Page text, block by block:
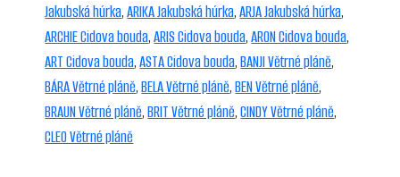
Jakubská húrka,ARIKA Jakubská húrka,ARJA Jakubská húrka,
ARCHIE Cidova bouda,ARIS Cidova bouda,ARON Cidova bouda,
ART Cidova bouda,ASTA Cidova bouda,BANJI Větrné pláně,
BÁRA Větrné pláně,BELA Větrné pláně,BEN Větrné pláně,
BRAUN Větrné pláně,BRIT Větrné pláně,CINDY Větrné pláně,
CLEO Větrné pláně